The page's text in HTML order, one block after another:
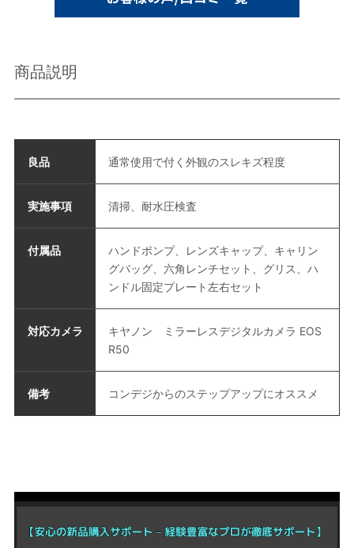
商品説明
良品 通常使用で付く外観のスレキズ程度
実施事項 清掃、耐水圧検査
付属品
ハンドポンプ、レンズキャップ、キャリン
グバッグ、六角レンチセット、グリス、ハ
ンドル固定プレート左右セット
対応カメラ
キヤノン ミラーレスデジタルカメラ EOS
R50
備考 コンデジからのステップアップにオススメ